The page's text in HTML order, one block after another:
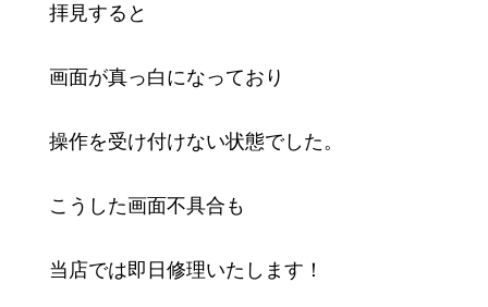
拝見すると
画面が真っ白になっており
操作を受け付けない状態でした。
こうした画面不具合も
当店では即日修理いたします！